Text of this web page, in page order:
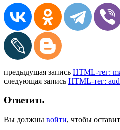
предыдущая запись HTML-тег:
следующая запись HTML-тег:
Ответить
Вы должны войти, чтобы